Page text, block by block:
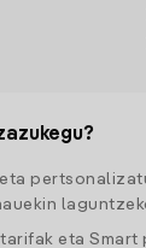
eta Smart